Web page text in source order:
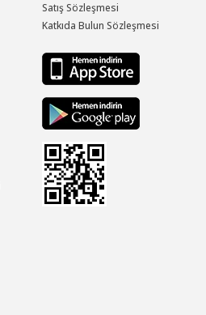
Satış Sözleşmesi
Katkıda Bulun Sözleşmesi